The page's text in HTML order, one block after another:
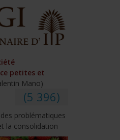
petites et
Mano)
(5 396)
problématiques
la consolidation